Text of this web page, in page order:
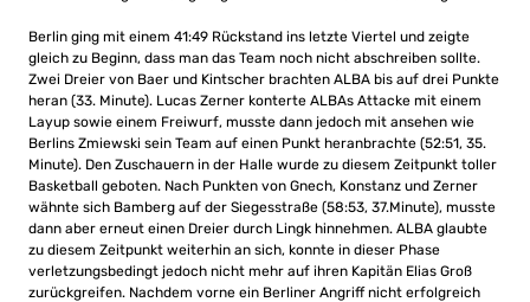
Berlin ging mit einem 41:49 Rückstand ins letzte Viertel und zeigte
gleich zu Beginn, dass man das Team noch nicht abschreiben sollte.
Zwei Dreier von Baer und Kintscher brachten ALBA bis auf drei Punkte
heran (33. Minute). Lucas Zerner konterte ALBAs Attacke mit einem
Layup sowie einem Freiwurf, musste dann jedoch mit ansehen wie
Berlins Zmiewski sein Team auf einen Punkt heranbrachte (52:51, 35.
Minute). Den Zuschauern in der Halle wurde zu diesem Zeitpunkt toller
Basketball geboten. Nach Punkten von Gnech, Konstanz und Zerner
wähnte sich Bamberg auf der Siegesstraße (58:53, 37.Minute), musste
dann aber erneut einen Dreier durch Lingk hinnehmen. ALBA glaubte
zu diesem Zeitpunkt weiterhin an sich, konnte in dieser Phase
verletzungsbedingt jedoch nicht mehr auf ihren Kapitän Elias Groß
zurückgreifen. Nachdem vorne ein Berliner Angriff nicht erfolgreich